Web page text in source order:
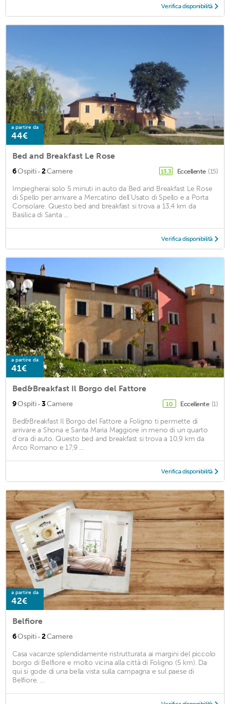
Verifica disponibilità
a partire da
44€
Bed and Breakfast Le Rose
6Ospiti · 2Camere 13,3 Eccellente (15)
Impiegherai solo 5 minuti in auto da Bed and Breakfast Le Rose
di Spello per arrivare a Mercatino dell'Usato di Spello e a Porta
Consolare. Questo bed and breakfast si trova a 13,4 km da
Basilica di Santa ...
Verifica disponibilità
a partire da
41€
Bed&Breakfast Il Borgo del Fattore
9Ospiti · 3Camere 10 Eccellente (1)
Bed&Breakfast Il Borgo del Fattore a Foligno ti permette di
arrivare a Shona e Santa Maria Maggiore in meno di un quarto
d'ora di auto. Questo bed and breakfast si trova a 10,9 km da
Arco Romano e 17,9 ...
Verifica disponibilità
a partire da
42€
Belfiore
6Ospiti · 2Camere
Casa vacanze splendidamente ristrutturata ai margini del piccolo
borgo di Belfiore e molto vicina alla città di Foligno (5 km). Da
qui si gode di una bella vista sulla campagna e sul paese di
Belfiore. ...